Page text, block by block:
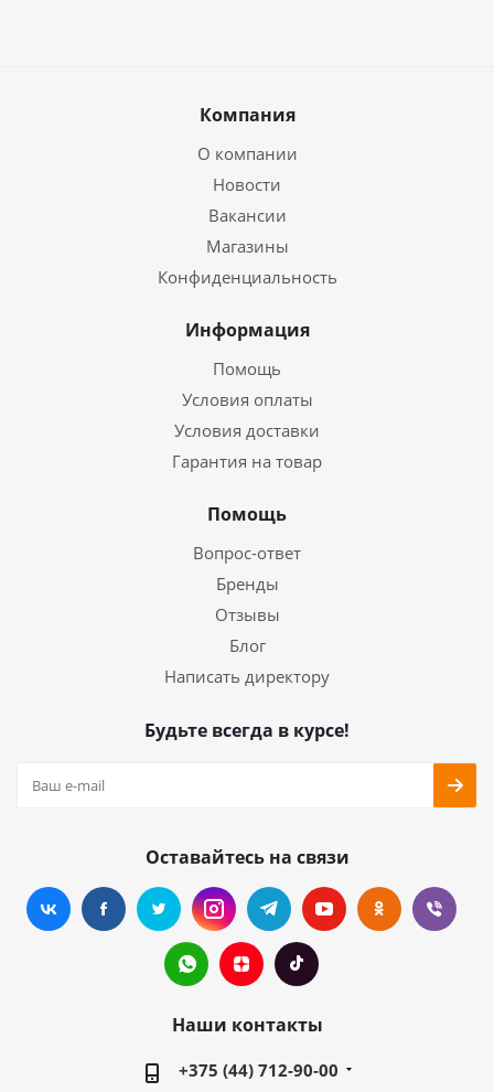
Компания
О компании
Новости
Вакансии
Магазины
Конфиденциальность
Информация
Помощь
Условия оплаты
Условия доставки
Гарантия на товар
Помощь
Вопрос-ответ
Бренды
Отзывы
Блог
Написать директору
Будьте всегда в курсе!
Оставайтесь на связи
Наши контакты
+375 (44) 712-90-00